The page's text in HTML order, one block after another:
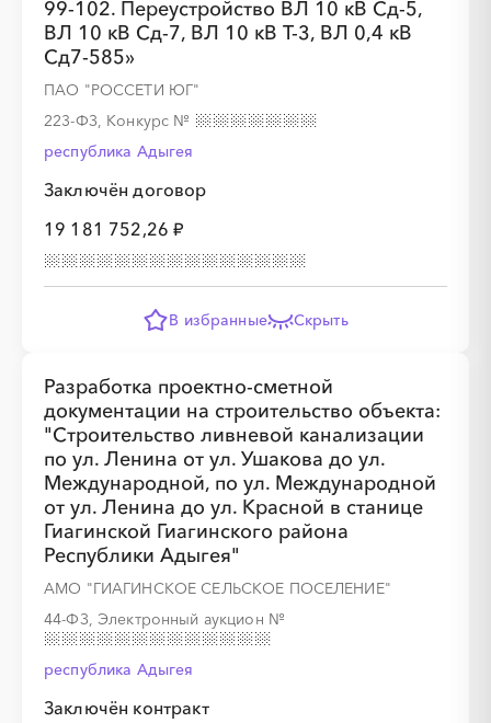
99-102. Переустройство ВЛ 10 кВ Сд-5,
ВЛ 10 кВ Сд-7, ВЛ 10 кВ Т-3, ВЛ 0,4 кВ
Сд7-585»
ПАО "РОССЕТИ ЮГ"
223-ФЗ, Конкурс №
республика Адыгея
Заключён договор
19 181 752,26 ₽
В избранные Скрыть
Разработка проектно-сметной
документации на строительство объекта:
"Строительство ливневой канализации
по ул. Ленина от ул. Ушакова до ул.
Международной, по ул. Международной
от ул. Ленина до ул. Красной в станице
Гиагинской Гиагинского района
Республики Адыгея"
АМО "ГИАГИНСКОЕ СЕЛЬСКОЕ ПОСЕЛЕНИЕ"
44-ФЗ, Электронный аукцион №
республика Адыгея
Заключён контракт